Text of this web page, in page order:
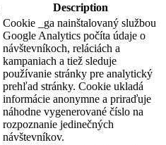
Description
Cookie _ga nainštalovaný službou
Google Analytics počíta údaje o
návštevníkoch, reláciách a
kampaniach a tiež sleduje
používanie stránky pre analytický
prehľad stránky. Cookie ukladá
informácie anonymne a priraďuje
náhodne vygenerované číslo na
rozpoznanie jedinečných
návštevníkov.